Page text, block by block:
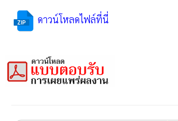
ดาวน์โหลดไฟล์ที่นี่